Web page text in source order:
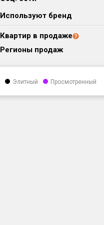
Используют бренд
Квартир в продаже
Регионы продаж
Элитный Просмотренный